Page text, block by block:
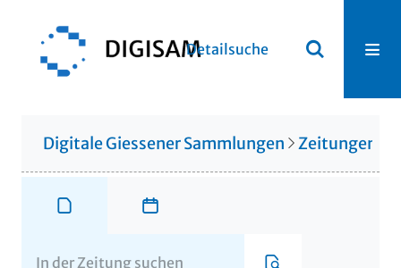
Detailsuche
Digitale Giessener Sammlungen Zeitungen